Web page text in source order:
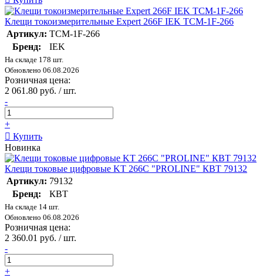
Клещи токоизмерительные Expert 266F IEK TCM-1F-266
Артикул: TCM-1F-266
Бренд:
IEK
На складе 178 шт.
Обновлено 06.08.2026
Розничная цена:
2 061.80 руб. / шт.
-
+
Купить
Новинка
Клещи токовые цифровые KT 266C "PROLINE" КВТ 79132
Артикул: 79132
Бренд:
КВТ
На складе 14 шт.
Обновлено 06.08.2026
Розничная цена:
2 360.01 руб. / шт.
-
+